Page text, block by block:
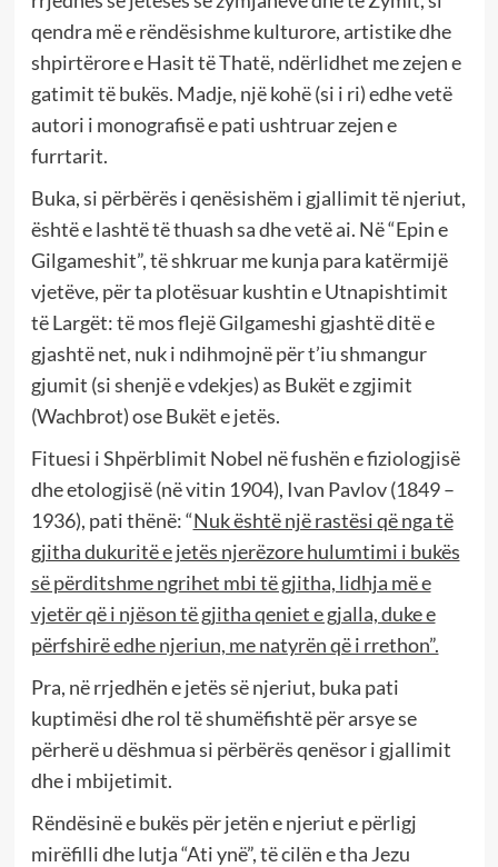
qendra më e rëndësishme kulturore, artistike dhe
shpirtërore e Hasit të Thatë, ndërlidhet me zejen e
gatimit të bukës. Madje, një kohë (si i ri) edhe vetë
autori i monografisë e pati ushtruar zejen e
furrtarit.
Buka, si përbërës i qenësishëm i gjallimit të njeriut,
është e lashtë të thuash sa dhe vetë ai. Në “Epin e
Gilgameshit”, të shkruar me kunja para katërmijë
vjetëve, për ta plotësuar kushtin e Utnapishtimit
të Largët: të mos flejë Gilgameshi gjashtë ditë e
gjashtë net, nuk i ndihmojnë për t’iu shmangur
gjumit (si shenjë e vdekjes) as Bukët e zgjimit
(Wachbrot) ose Bukët e jetës.
Fituesi i Shpërblimit Nobel në fushën e fiziologjisë
dhe etologjisë (në vitin 1904), Ivan Pavlov (1849 –
1936), pati thënë: “Nuk është një rastësi që nga të
gjitha dukuritë e jetës njerëzore hulumtimi i bukës
së përditshme ngrihet mbi të gjitha, lidhja më e
vjetër që i njëson të gjitha qeniet e gjalla, duke e
përfshirë edhe njeriun, me natyrën që i rrethon”.
Pra, në rrjedhën e jetës së njeriut, buka pati
kuptimësi dhe rol të shumëfishtë për arsye se
përherë u dëshmua si përbërës qenësor i gjallimit
dhe i mbijetimit.
Rëndësinë e bukës për jetën e njeriut e përligj
mirëfilli dhe lutja “Ati ynë”, të cilën e tha Jezu